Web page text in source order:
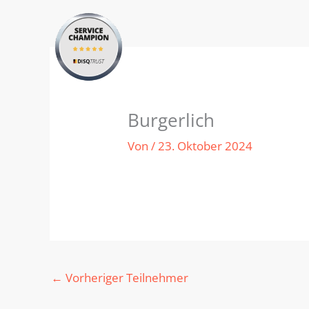
Burgerlich
Von/23. Oktober 2024
← Vorheriger Teilnehmer